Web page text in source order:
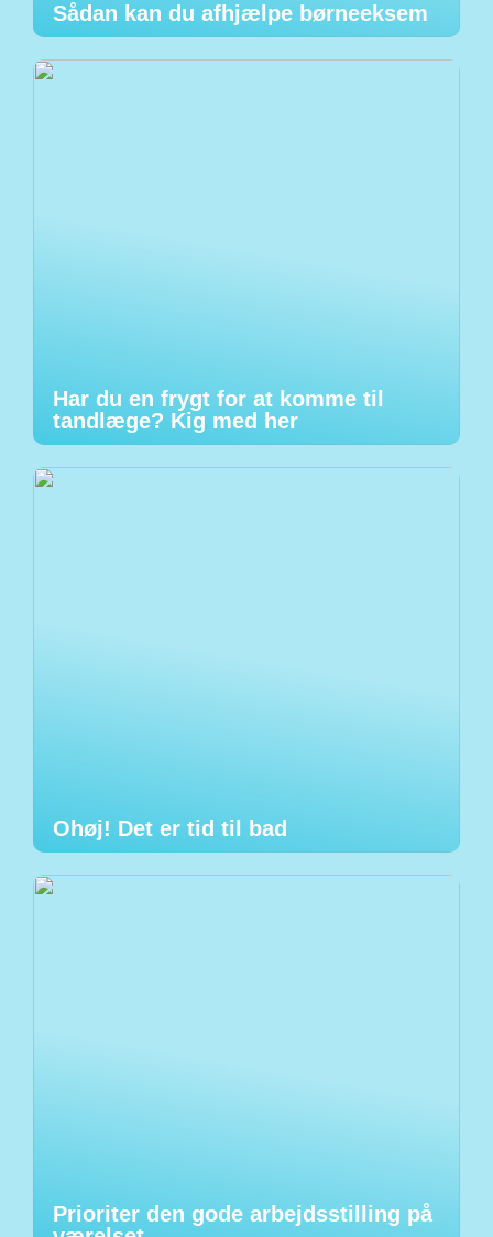
Sådan kan du afhjælpe børneeksem
Har du en frygt for at komme til
tandlæge? Kig med her
Ohøj! Det er tid til bad
Prioriter den gode arbejdsstilling på